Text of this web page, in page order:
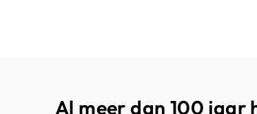
Al meer dan 100 jaar